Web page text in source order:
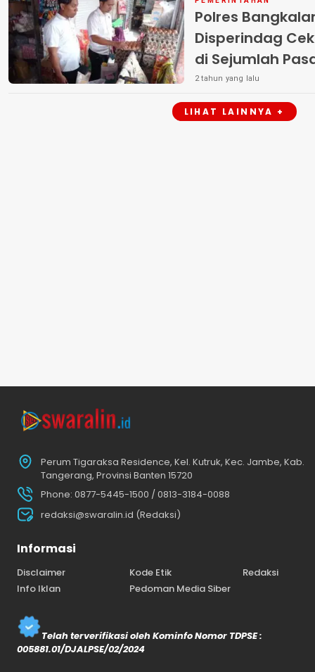
Polres
Disperindag
di Sejumlah
Ramadhan 1445
2 tahun yang lalu
LIHAT LAINNYA +
Perum Tigaraksa Residence, Kel. Kutruk, Kec. Jambe, Kab.
Tangerang, Provinsi Banten 15720
Phone: 0877-5445-1500 / 0813-3184-0088
redaksi@swaralin.id (Redaksi)
Informasi
Disclaimer Kode Etik
Redaksi
Info Iklan
Pedoman Media Siber
Telah terverifikasi oleh Kominfo Nomor TDPSE :
005881.01/DJALPSE/02/2024